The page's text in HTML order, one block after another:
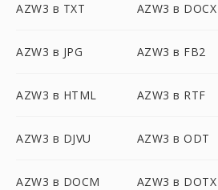
AZW3 в TXT AZW3 в DOCX
AZW3 в JPG AZW3 в FB2
AZW3 в HTML AZW3 в RTF
AZW3 в DJVU AZW3 в ODT
AZW3 в DOCM AZW3 в DOTX